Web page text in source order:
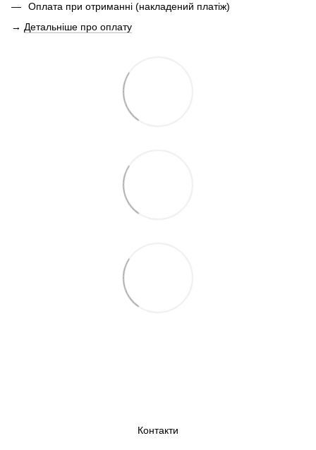
Оплата при отриманні (накладений платіж)
→ Детальніше про оплату
Контакти